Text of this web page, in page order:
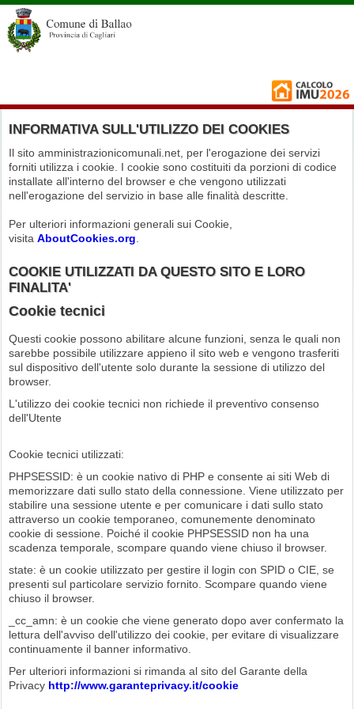
INFORMATIVA SULL'UTILIZZO DEI COOKIES
Il sito amministrazionicomunali.net, per l'erogazione dei servizi
forniti utilizza i cookie. I cookie sono costituiti da porzioni di codice
installate all'interno del browser e che vengono utilizzati
nell'erogazione del servizio in base alle finalità descritte.
Per ulteriori informazioni generali sui Cookie,
visita AboutCookies.org
COOKIE UTILIZZATI DA QUESTO SITO E LORO
FINALITA'
Cookie tecnici
Questi cookie possono abilitare alcune funzioni, senza le quali non
sarebbe possibile utilizzare appieno il sito web e vengono trasferiti
sul dispositivo dell'utente solo durante la sessione di utilizzo del
browser.
L'utilizzo dei cookie tecnici non richiede il preventivo consenso
dell'Utente
Cookie tecnici utilizzati:
PHPSESSID: è un cookie nativo di PHP e consente ai siti Web di
memorizzare dati sullo stato della connessione. Viene utilizzato per
stabilire una sessione utente e per comunicare i dati sullo stato
attraverso un cookie temporaneo, comunemente denominato
cookie di sessione. Poiché il cookie PHPSESSID non ha una
scadenza temporale, scompare quando viene chiuso il browser.
state: è un cookie utilizzato per gestire il login con SPID o CIE, se
presenti sul particolare servizio fornito. Scompare quando viene
chiuso il browser.
_cc_amn: è un cookie che viene generato dopo aver confermato la
lettura dell'avviso dell'utilizzo dei cookie, per evitare di visualizzare
continuamente il banner informativo.
Per ulteriori informazioni si rimanda al sito del Garante della
Privacy http://www.garanteprivacy.it/cookie